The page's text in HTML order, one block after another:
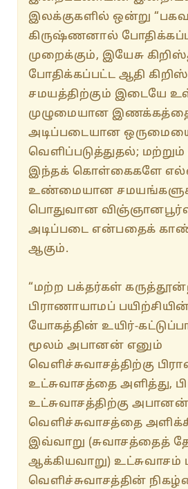
இலக்குகளில் ஒன்று
கிருஷ்ணனால்
முறைக்கும், இயேசு
போதிக்கப்பட்ட ஆதி
சமயத்திற்கும் இடையே
முழுமையான
அடிப்படையான
வெளிப்படுத்துதல்;
இந்தக் கொள்கைகளே
உண்மையான
பொதுவான
அடிப்படை என்பதைக்
ஆகும்.
“மற்ற பக்தர்கள்
பிராணாயாமப் பயிற்சியின்
யோகத்தின் உயிர்-
மூலம் அபானன் எனும்
வெளிச்சுவாசத்திற்கு
உட்சுவாசத்தை அளித்து,
உட்சுவாசத்திற்கு
வெளிச்சுவாசத்தை
இவ்வாறு (சுவாசத்தைத்
ஆக்கியவாறு) உட்சுவாசம்
வெளிச்சுவாசத்தின்